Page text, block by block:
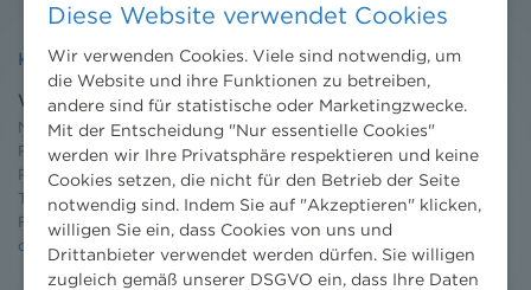
Kontakt
Wien
Niederhuber & Partner
Rechtsanwälte GmbH
Reisnerstraße 53, 1030 Wien
T:
+43 1 513 21 24-0
F: +43 1 513 21 24-300
office@nhp.eu
Diese Website verwendet Cookies
Wir verwenden Cookies. Viele sind notwendig, um
die Website und ihre Funktionen zu betreiben,
andere sind für statistische oder Marketingzwecke.
Mit der Entscheidung "Nur essentielle Cookies"
werden wir Ihre Privatsphäre respektieren und keine
Cookies setzen, die nicht für den Betrieb der Seite
notwendig sind. Indem Sie auf "Akzeptieren" klicken,
willigen Sie ein, dass Cookies von uns und
Drittanbieter verwendet werden dürfen. Sie willigen
zugleich gemäß unserer DSGVO ein, dass Ihre Daten